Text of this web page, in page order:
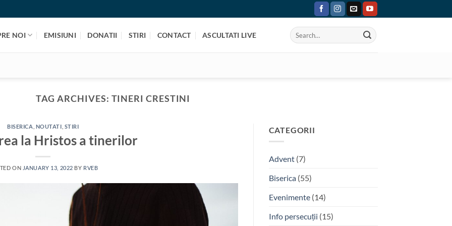
NOI EMISIUNI DONATII STIRI CONTACT ASCULTATI LIVE
TAG ARCHIVES: TINERI CRESTINI
BISERICA NOUTATI STIRI
la Hristos a tinerilor
ON JANUARY 13, 2022 BY RVEB
CATEGORII
Advent(7)
Biserica(55)
Evenimente(14)
Info persecuții (15)